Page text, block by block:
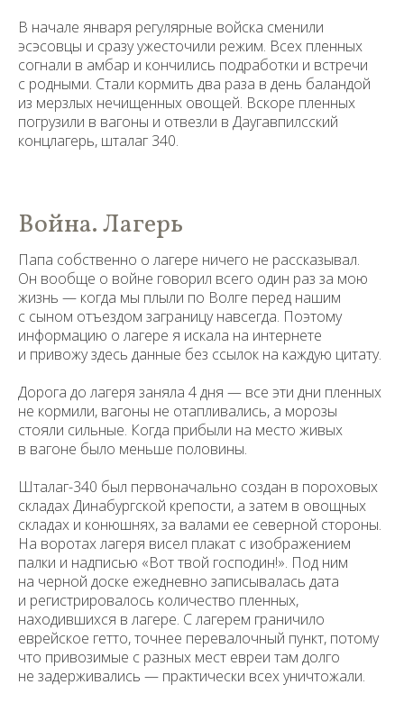
В начале января регулярные войска сменили
эсэсовцы и сразу ужесточили режим. Всех пленных
согнали в амбар и кончились подработки и встречи
с родными. Стали кормить два раза в день баландой
из мерзлых нечищенных овощей. Вскоре пленных
погрузили в вагоны и отвезли в Даугавпилсский
концлагерь, шталаг 340.
Война. Лагерь
Папа собственно о лагере ничего не рассказывал.
Он вообще о войне говорил всего один раз за мою
жизнь — когда мы плыли по Волге перед нашим
с сыном отъездом заграницу навсегда. Поэтому
информацию о лагере я искала на интернете
и привожу здесь данные без ссылок на каждую цитату.
Дорога до лагеря заняла 4 дня — все эти дни пленных
не кормили, вагоны не отапливались, а морозы
стояли сильные. Когда прибыли на место живых
в вагоне было меньше половины.
Шталаг-340 был первоначально создан в пороховых
складах Динабургской крепости, а затем в овощных
складах и конюшнях, за валами ее северной стороны.
На воротах лагеря висел плакат с изображением
палки и надписью «Вот твой господин!». Под ним
на черной доске ежедневно записывалась дата
и регистрировалось количество пленных,
находившихся в лагере. С лагерем граничило
еврейское гетто, точнее перевалочный пункт, потому
что привозимые с разных мест евреи там долго
не задерживались — практически всех уничтожали.